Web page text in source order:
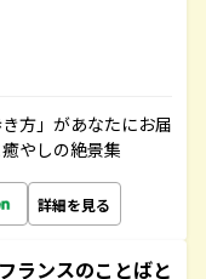
方」があなたにお届
やしの絶景集
詳細を見る
ランスのことばと